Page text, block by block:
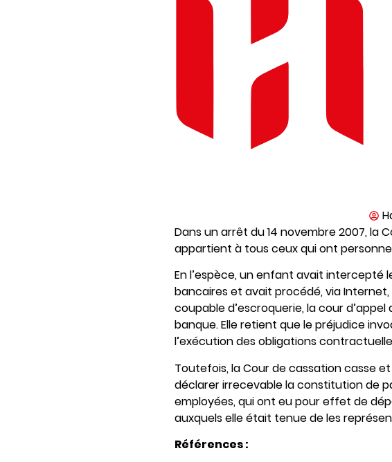
Dans un arrêt du 14 novembre 2007, la
appartient à tous ceux qui ont
En l’espèce, un enfant avait intercepté
bancaires et avait procédé, via
coupable d’escroquerie, la cour
banque. Elle retient que le préjudice
l’exécution des obligations
Toutefois, la Cour de cassation casse
déclarer irrecevable la constitution de
employées, qui ont eu pour effet de
auxquels elle était tenue de les
Références :